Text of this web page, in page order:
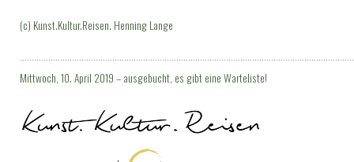
(c) Kunst.Kultur.Reisen. Henning Lange
Mittwoch, 10. April 2019 – ausgebucht, es gibt eine Warteliste!